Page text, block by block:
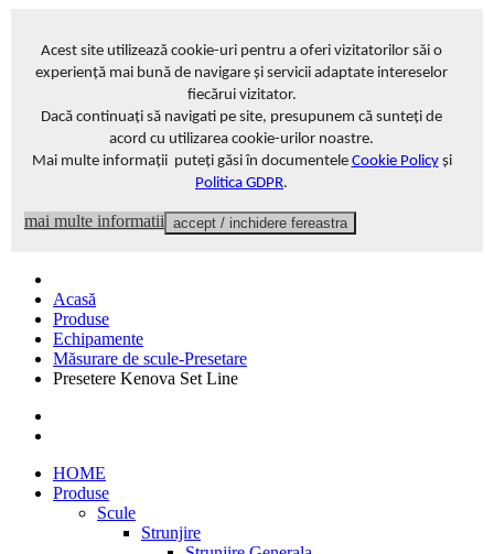
Acest site utilizează cookie-uri pentru a oferi vizitatorilor săi o
experiență mai bună de navigare și servicii adaptate intereselor
fiecărui vizitator.
Dacă continuați să navigati pe site, presupunem că sunteți de
acord cu utilizarea cookie-urilor noastre.
Mai multe informații puteți găsi în documentele Cookie Policyși
Politica GDPR.
mai multe informatii accept / inchidere fereastra
Acasă
Produse
Echipamente
Măsurare de scule-Presetare
Presetere Kenova Set Line
HOME
Produse
Scule
Strunjire